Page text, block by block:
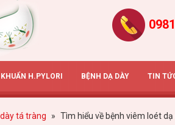
H.PYLORI BỆNH DẠ DÀY TIN
tá tràng » Tìm hiểu về bệnh viêm loét